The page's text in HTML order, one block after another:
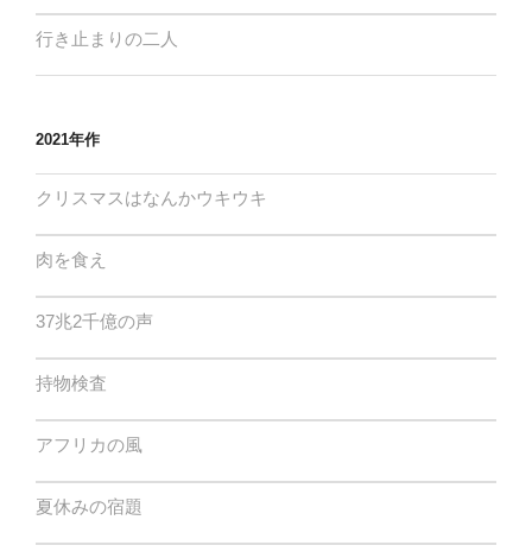
行き止まりの二人
2021年作
クリスマスはなんかウキウキ
肉を食え
37兆2千億の声
持物検査
アフリカの風
夏休みの宿題